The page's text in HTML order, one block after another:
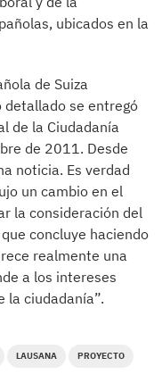
ubicados en la
de Suiza
detallado se entregó
de la Ciudadanía
de 2011. Desde
noticia. Es verdad
un cambio en el
la consideración del
concluye haciendo
realmente una
a los intereses
la ciudadanía”.
LAUSANA PROYECTO